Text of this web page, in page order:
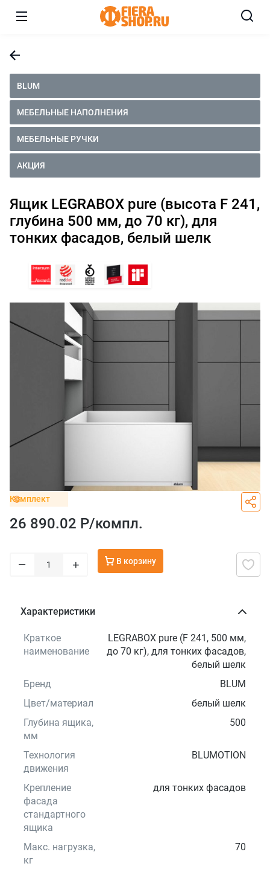
BLUM
МЕБЕЛЬНЫЕ НАПОЛНЕНИЯ
МЕБЕЛЬНЫЕ РУЧКИ
АКЦИЯ
Ящик LEGRABOX pure (высота F 241,
глубина 500 мм, до 70 кг), для
тонких фасадов, белый шелк
Комплект
26 890.02 Р/компл.
– + В корзину
Характеристики
Краткое
наименование
LEGRABOX pure (F 241, 500 мм,
до 70 кг), для тонких фасадов,
белый шелк
Бренд
BLUM
Цвет/материал
белый шелк
Глубина ящика,
мм
500
Технология
движения
BLUMOTION
Крепление
фасада
стандартного
ящика
для тонких фасадов
Макс. нагрузка,
кг
70